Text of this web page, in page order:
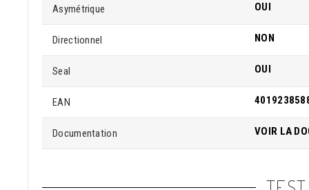
Asymétrique OUI
Directionnel NON
Seal OUI
EAN
Documentation VOIR LA